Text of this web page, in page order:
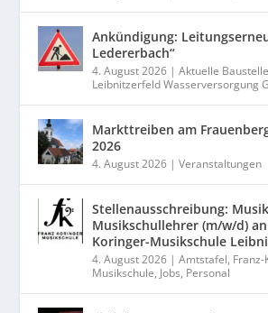
Ankündigung:
Ledererbach“
4. August 2026 |Aktuelle
Leibnitzerfeld Wasserversorgung
Markttreiben am
2026
4. August 2026 |Veranstaltungen
Stellenausschreibung:
Musikschullehrer (m/w/d)
Koringer-Musikschule
4. August 2026 |Amtstafel,
Musikschule, Jobs, Personal